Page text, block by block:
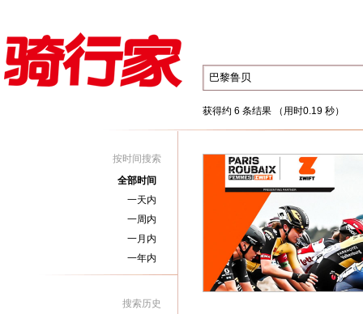
获得约 6 条结果 （用时0.19 秒）
按时间搜索
全部时间
一天内
一周内
一月内
一年内
搜索历史